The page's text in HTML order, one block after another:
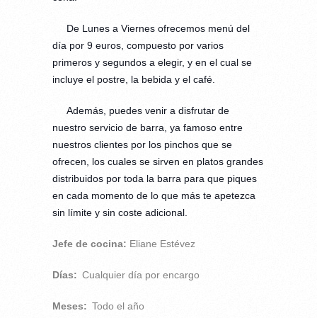
De Lunes a Viernes ofrecemos menú del
día por 9 euros, compuesto por varios
primeros y segundos a elegir, y en el cual se
incluye el postre, la bebida y el café.
Además, puedes venir a disfrutar de
nuestro servicio de barra, ya famoso entre
nuestros clientes por los pinchos que se
ofrecen, los cuales se sirven en platos grandes
distribuidos por toda la barra para que piques
en cada momento de lo que más te apetezca
sin límite y sin coste adicional.
Jefe de cocina: Eliane Estévez
Días: Cualquier día por encargo
Meses: Todo el año